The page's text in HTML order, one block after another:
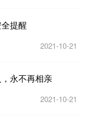
提醒
2021-10-21
永不再相亲
2021-10-21